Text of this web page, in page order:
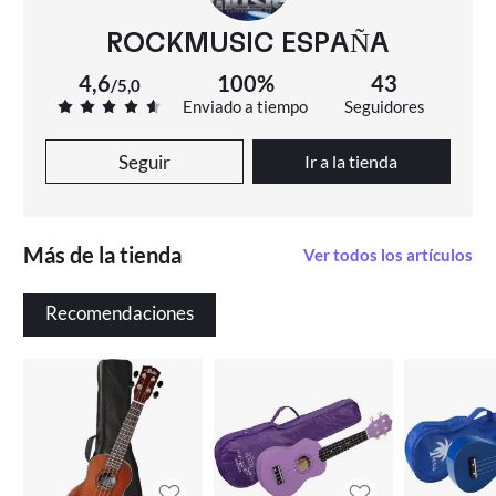
ROCKMUSIC ESPAÑA
4,6/5,0 100%
Enviado a tiempo
43
Seguidores
Seguir Ir a la tienda
Más de la tienda Ver todos los artículos
Recomendaciones